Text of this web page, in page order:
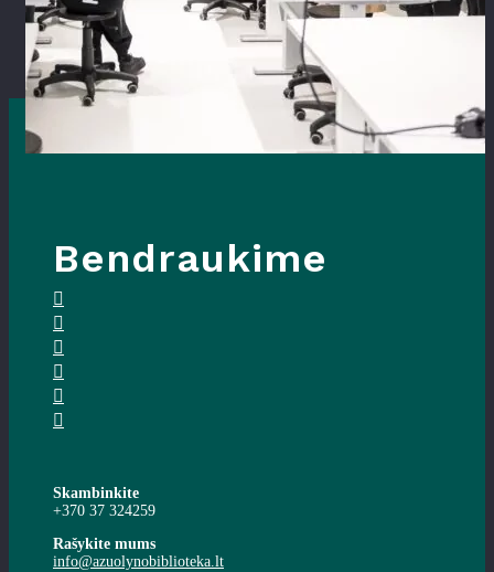
Bendraukime
Skambinkite
+370 37 324259
Rašykite mums
info@azuolynobiblioteka.lt